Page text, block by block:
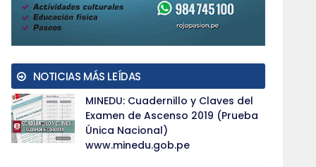
NOTICIAS MÁS LEÍDAS
MINEDU: Cuadernillo y Claves del
Examen de Ascenso 2019 (Prueba
Única Nacional)
www.minedu.gob.pe